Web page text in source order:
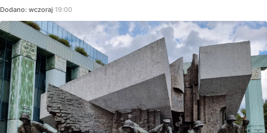
Dodano: wczoraj 19:00